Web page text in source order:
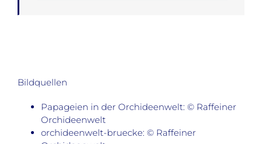
Bildquellen
Papageien in der Orchideenwelt: © Raffeiner
Orchideenwelt
orchideenwelt-bruecke: © Raffeiner